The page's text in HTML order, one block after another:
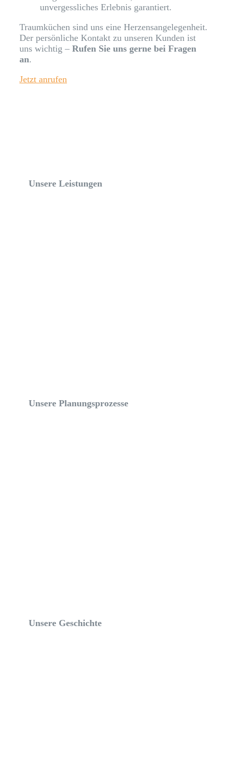
unvergessliches Erlebnis garantiert.
Traumküchen sind uns eine Herzensangelegenheit.
Der persönliche Kontakt zu unseren Kunden ist
uns wichtig – Rufen Sie uns gerne bei Fragen
an.
Jetzt anrufen
Unsere Leistungen
Unsere Planungsprozesse
Unsere Geschichte